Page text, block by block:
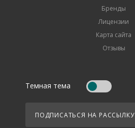
Бренды
Лицензии
Карта сайта
Отзывы
Темная тема
ПОДПИСАТЬСЯ НА РАССЫЛКУ